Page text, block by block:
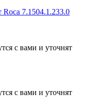
7.1504.1.233.0
с вами и уточнят
с вами и уточнят